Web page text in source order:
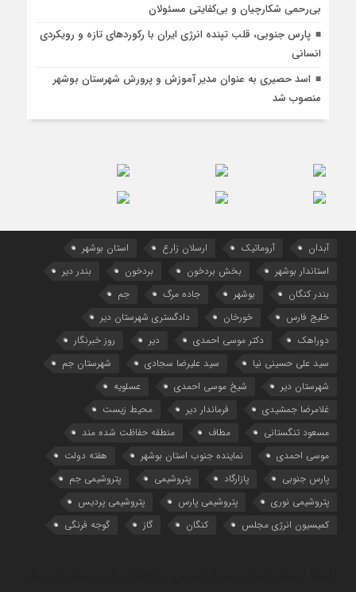
بی‌رحمی شکارچیان و بی‌کفایتی مسئولان
پارس جنوبی، قلب تپنده انرژی ایران با رکوردهای تازه و رویکردی
انسانی
اسد حصیری به عنوان مدیر آموزش و پرورش شهرستان بوشهر
منصوب شد
آبدان آروماتیک ارسلان زارع
استان بوشهر
استاندار بوشهر
بخش بردخون بردخون
بندر دیر
بندر کنگان
بوشهر جاده مرگ
جم
خلیج فارس
خورخان
دادگستری شهرستان دیر
دوراهک
دکتر موسی احمدی دیر
روز خبرنگار
سید علی حسینی نیا
سید علیرضا سجادی
شهرستان جم
شهرستان دیر
شیخ موسی احمدی
عسلویه
غلامرضا جمشیدی
فرماندار دیر
محیط زیست
مسعود تنگستانی
مطاف
منطقه حفاظت شده مند
موسی احمدی
نماینده جنوب استان بوشهر
هفته دولت
پارس جنوبی
پازارگاد پتروشیمی
پتروشیمی جم
پتروشیمی نوری
پتروشیمی پارس
پتروشیمی پردیس
کمیسیون انرژی مجلس
کنگان گاز گوجه فرنگی